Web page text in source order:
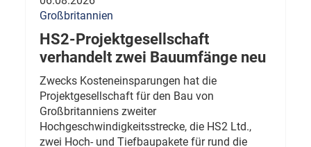
Großbritannien
HS2-Projektgesellschaft
verhandelt zwei Bauumfänge neu
Zwecks Kosteneinsparungen hat die
Projektgesellschaft für den Bau von
Großbritanniens zweiter
Hochgeschwindigkeitsstrecke, die HS2 Ltd.,
zwei Hoch- und Tiefbaupakete für rund die